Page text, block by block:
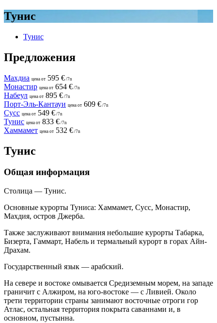
Тунис
Тунис
Предложения
Махдиа цена от 595 € /7n
Монастир цена от 654 € /7n
Набеул цена от 895 € /7n
Порт-Эль-Кантауи цена от 609 € /7n
Сусс цена от 549 € /7n
Тунис цена от 833 € /7n
Хаммамет цена от 532 € /7n
Тунис
Общая информация
Столица — Тунис.
Основные курорты Туниса: Хаммамет, Сусс, Монастир,
Махдия, остров Джерба.
Также заслуживают внимания небольшие курорты Табарка,
Бизерта, Гаммарт, Набель и термальный курорт в горах Айн-
Драхам.
Государственный язык — арабский.
На севере и востоке омывается Средиземным морем, на западе
граничит с Алжиром, на юго-востоке — с Ливией. Около
трети территории страны занимают восточные отроги гор
Атлас, остальная территория покрыта саваннами и, в
основном, пустынна.